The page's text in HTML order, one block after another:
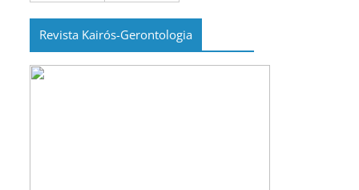
Revista Kairós-Gerontologia